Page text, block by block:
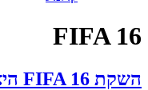
FIFA 16
השקת FIFA 16 היא הגדולה ביותר בהיסטוריה של הסדרה